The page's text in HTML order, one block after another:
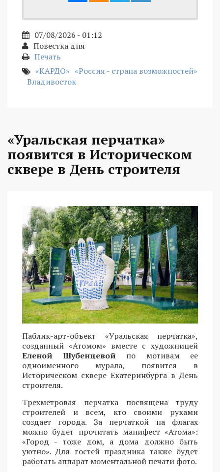
07/08/2026 - 01:12
Повестка дня
Печать
«КАРДО» «Россия - страна возможностей»
Владивосток
«Уральская перчатка»
появится в Историческом
сквере в День строителя
Паблик-арт-объект «Уральская перчатка»,
созданный «Атомом» вместе с художницей
Еленой Шубенцевой по мотивам ее
одноименного мурала, появится в
Историческом сквере Екатеринбурга в День
строителя.
Трехметровая перчатка посвящена труду
строителей и всем, кто своими руками
создает города. За перчаткой на флагах
можно будет прочитать манифест «Атома»:
«Город - тоже дом, а дома должно быть
уютно». Для гостей праздника также будет
работать аппарат моментальной печати фото.